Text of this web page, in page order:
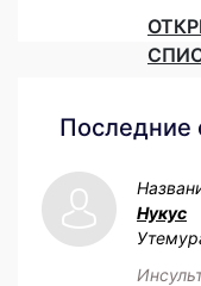
Последние
Нукус